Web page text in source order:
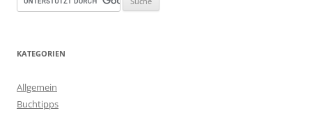
KATEGORIEN
Allgemein
Buchtipps